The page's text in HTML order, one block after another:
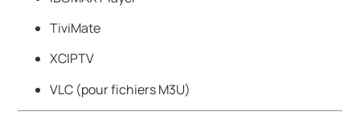
TiviMate
XCIPTV
VLC (pour fichiers M3U)